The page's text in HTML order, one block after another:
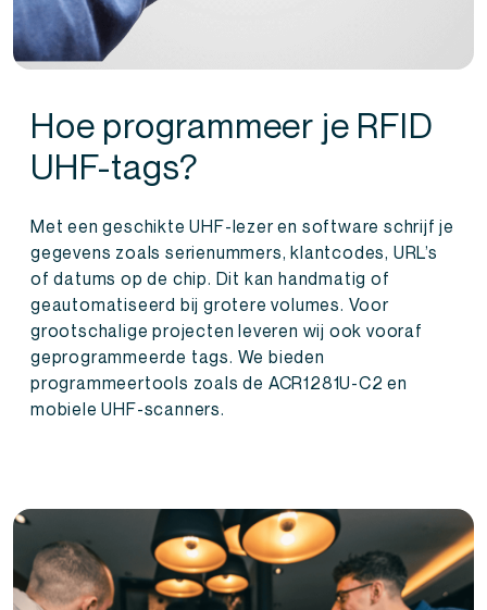
Hoe programmeer je RFID
UHF-tags?
Met een geschikte UHF-lezer en software schrijf je
gegevens zoals serienummers, klantcodes, URL’s
of datums op de chip. Dit kan handmatig of
geautomatiseerd bij grotere volumes. Voor
grootschalige projecten leveren wij ook vooraf
geprogrammeerde tags. We bieden
programmeertools zoals de ACR1281U-C2 en
mobiele UHF-scanners.